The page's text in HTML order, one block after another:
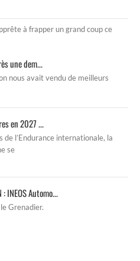
à frapper un grand coup ce
une dem...
nous avait vendu de meilleurs
en 2027 ...
de l’Endurance internationale, la
se
: INEOS Automo...
Grenadier.